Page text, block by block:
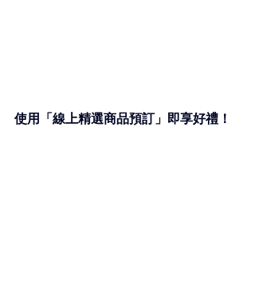
使用「線上精選商品預訂」即享好禮！